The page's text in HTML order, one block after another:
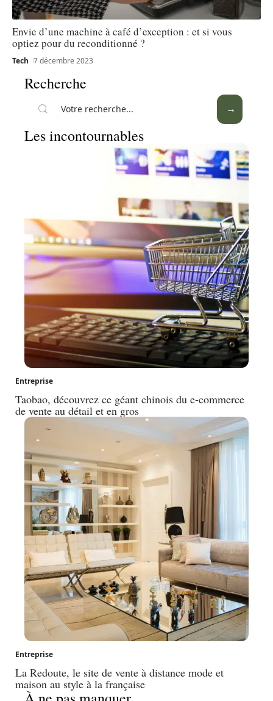
Envie d’une machine à café d’exception : et si vous
optiez pour du reconditionné ?
Tech 7 décembre 2023
Recherche
Les incontournables
Entreprise
Taobao, découvrez ce géant chinois du e-commerce
de vente au détail et en gros
Entreprise
La Redoute, le site de vente à distance mode et
maison au style à la française